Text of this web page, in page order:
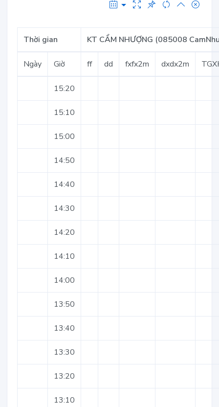
Thời gian KT CẨM NHƯỢNG (085008
Ngày Giờ ff dd fxfx2m dxdx2m
15:20
15:10
15:00
14:50
14:40
14:30
14:20
14:10
14:00
13:50
13:40
13:30
13:20
13:10